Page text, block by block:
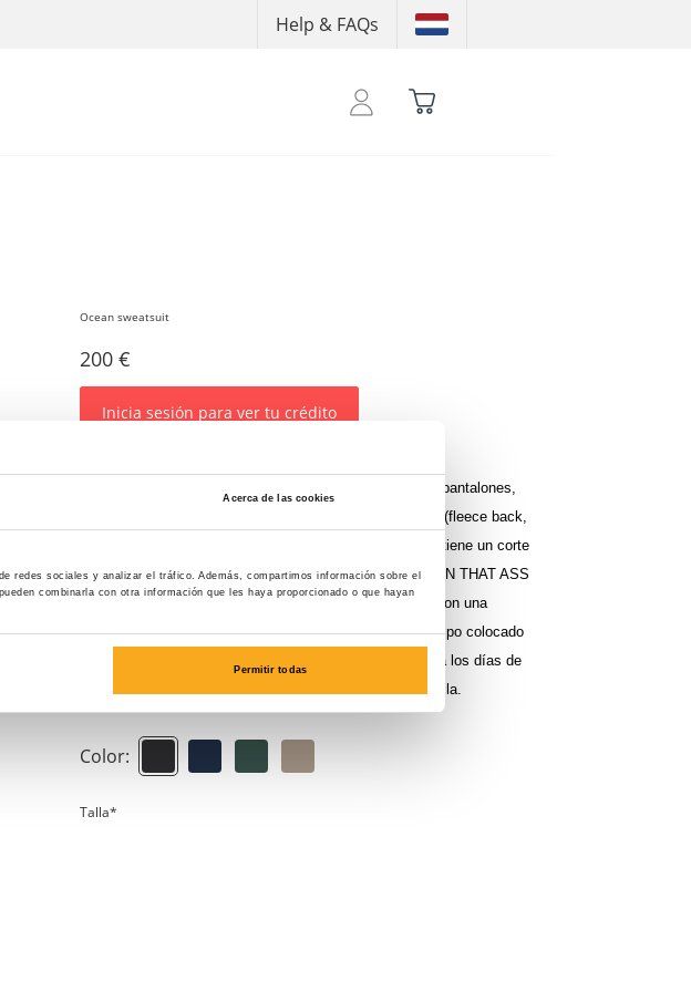
Acerca de las cookies
redes sociales y analizar el tráfico. Además, compartimos información sobre el
combinarla con otra información que les haya proporcionado o que hayan
Permitir todas
Help & FAQs
Ocean sweatsuit
200 €
Inicia sesión para ver tu crédito
El conjunto Ocean Sweatsuit incluye una hoodie y unos pantalones,
ambos confeccionados en 60% algodón y 40% poliéster (fleece back,
350 gsm) para una sensación cálida y suave. La hoodie tiene un corte
regular fit, capucha ajustable y el logotipo completo de ON THAT ASS
en el lado izquierdo del pecho. Los pantalones cuentan con una
cómoda cintura elástica, dos bolsillos laterales y el logotipo colocado
discretamente debajo del bolsillo izquierdo. Perfecto para los días de
relax en casa o para un look casual con estilo fuera de ella.
Color:
Talla*